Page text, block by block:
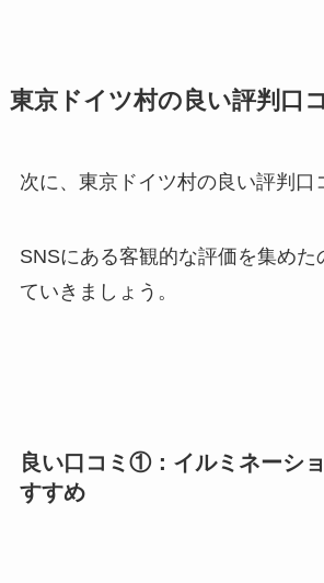
東京ドイツ村の良い評判口
次に、東京ドイツ村の良い評判口
SNSにある客観的な評価を集めた
ていきましょう。
良い口コミ①：イルミネーシ
すすめ